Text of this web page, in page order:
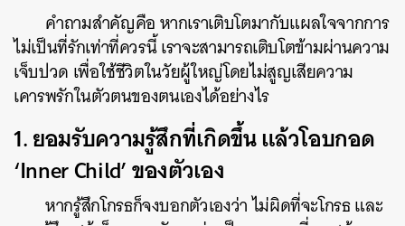
คำถามสำคัญคือ หากเราเติบโตมากับแผลใจจากการ
ไม่เป็นที่รักเท่าที่ควรนี้ เราจะสามารถเติบโตข้ามผ่านความ
เจ็บปวด เพื่อใช้ชีวิตในวัยผู้ใหญ่โดยไม่สูญเสียความ
เคารพรักในตัวตนของตนเองได้อย่างไร
1. ยอมรับความรู้สึกที่เกิดขึ้น แล้วโอบกอด
‘Inner Child’ ของตัวเอง
หากรู้สึกโกรธก็จงบอกตัวเองว่า ไม่ผิดที่จะโกรธ และ